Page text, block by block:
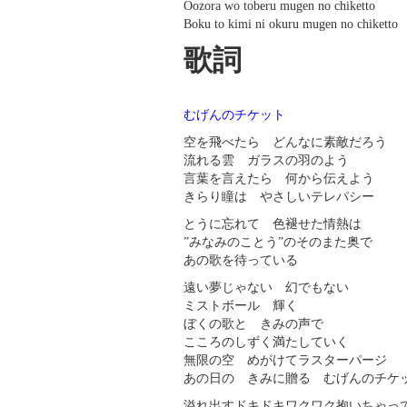
Oozora wo toberu mugen no chiketto
Boku to kimi ni okuru mugen no chiketto
歌詞
むげんのチケット
空を飛べたら どんなに素敵だろう
流れる雲 ガラスの羽のよう
言葉を言えたら 何から伝えよう
きらり瞳は やさしいテレパシー
とうに忘れて 色褪せた情熱は
”みなみのことう”のそのまた奥で
あの歌を待っている
遠い夢じゃない 幻でもない
ミストボール 輝く
ぼくの歌と きみの声で
こころのしずく満たしていく
無限の空 めがけてラスターパージ
あの日の きみに贈る むげんのチケ